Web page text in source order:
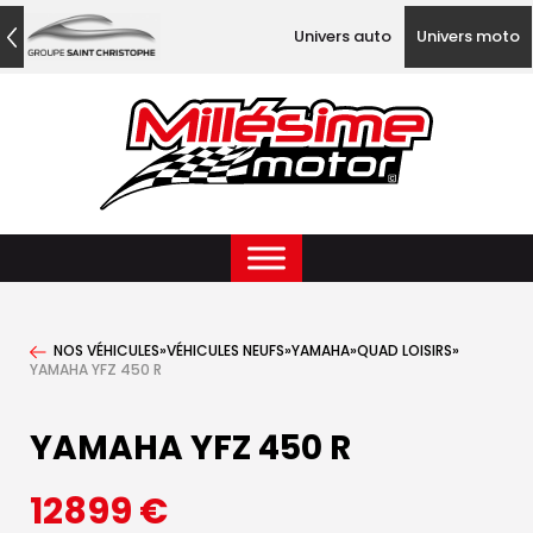
Univers auto Univers moto
NOS VÉHICULES»VÉHICULES NEUFS»YAMAHA»QUAD LOISIRS»
YAMAHA YFZ 450 R
YAMAHA YFZ 450 R
12899€